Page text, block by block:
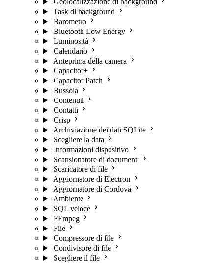
Geolocalizzazione di background
Task di background
Barometro
Bluetooth Low Energy
Luminosità
Calendario
Anteprima della camera
Capacitor+
Capacitor Patch
Bussola
Contenuti
Contatti
Crisp
Archiviazione dei dati SQLite
Scegliere la data
Informazioni dispositivo
Scansionatore di documenti
Scaricatore di file
Aggiornatore di Electron
Aggiornatore di Cordova
Ambiente
SQL veloce
FFmpeg
File
Compressore di file
Condivisore di file
Scegliere il file